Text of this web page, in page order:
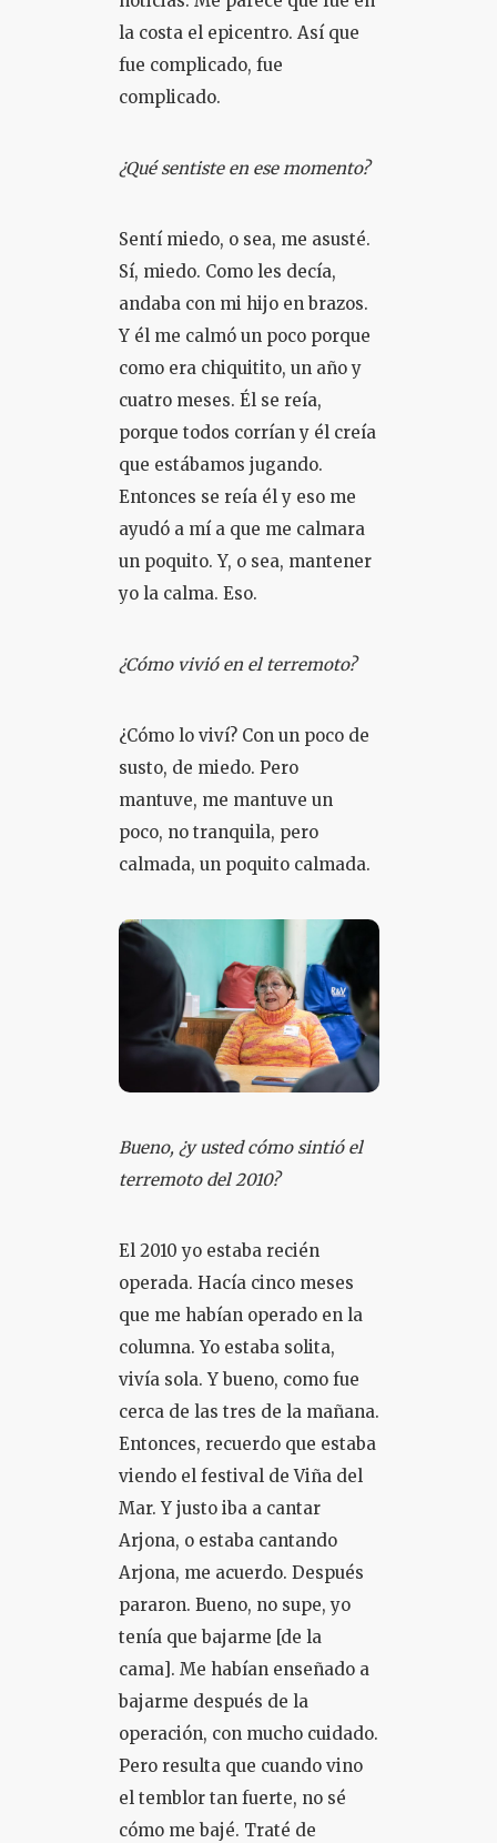
la costa el epicentro. Así que
fue complicado, fue
complicado.
¿Qué sentiste en ese momento?
Sentí miedo, o sea, me asusté.
Sí, miedo. Como les decía,
andaba con mi hijo en brazos.
Y él me calmó un poco porque
como era chiquitito, un año y
cuatro meses. Él se reía,
porque todos corrían y él creía
que estábamos jugando.
Entonces se reía él y eso me
ayudó a mí a que me calmara
un poquito. Y, o sea, mantener
yo la calma. Eso.
¿Cómo vivió en el terremoto?
¿Cómo lo viví? Con un poco de
susto, de miedo. Pero
mantuve, me mantuve un
poco, no tranquila, pero
calmada, un poquito calmada.
Bueno, ¿y usted cómo sintió el
terremoto del 2010?
El 2010 yo estaba recién
operada. Hacía cinco meses
que me habían operado en la
columna. Yo estaba solita,
vivía sola. Y bueno, como fue
cerca de las tres de la mañana.
Entonces, recuerdo que estaba
viendo el festival de Viña del
Mar. Y justo iba a cantar
Arjona, o estaba cantando
Arjona, me acuerdo. Después
pararon. Bueno, no supe, yo
tenía que bajarme [de la
cama]. Me habían enseñado a
bajarme después de la
operación, con mucho cuidado.
Pero resulta que cuando vino
el temblor tan fuerte, no sé
cómo me bajé. Traté de